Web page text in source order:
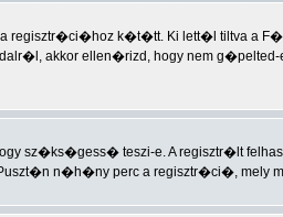
k�t�tt. Ki lett�l tiltva a
akkor ellen�rizd, hogy nem
sz�ks�gess� teszi-e. A regisztr�lt
n�h�ny perc a regisztr�ci�, mely